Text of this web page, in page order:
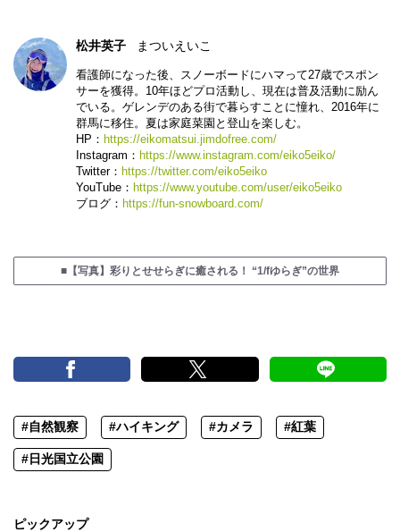
松井英子 まついえいこ
看護師になった後、スノーボードにハマって27歳でスポン
サーを獲得。10年ほどプロ活動し、現在は普及活動に励ん
でいる。ゲレンデのある街で暮らすことに憧れ、2016年に
群馬に移住。夏は家庭菜園と登山を楽しむ。
HP： https://eikomatsui.jimdofree.com/
Instagram： https://www.instagram.com/eiko5eiko/
Twitter： https://twitter.com/eiko5eiko
YouTube： https://www.youtube.com/user/eiko5eiko
ブログ： https://fun-snowboard.com/
■【写真】彩りとせせらぎに癒される！ “1/fゆらぎ”の世界
#自然観察 #ハイキング #カメラ #紅葉
#日光国立公園
ピックアップ